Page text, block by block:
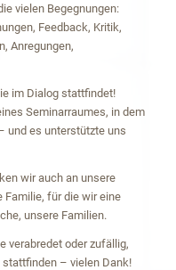
vielen Begegnungen:
Feedback, Kritik,
Anregungen,
im Dialog stattfindet!
Seminarraumes, in dem
und es unterstützte uns
wir auch an unsere
Familie, für die wir eine
unsere Familien.
verabredet oder zufällig,
stattfinden – vielen Dank!